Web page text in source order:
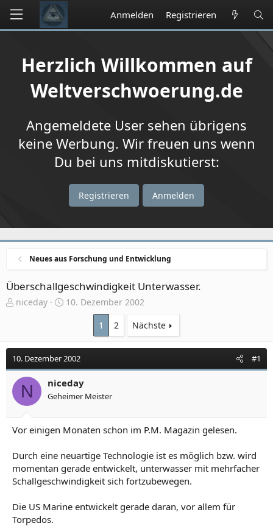
Anmelden Registrieren
Herzlich Willkommen auf
Weltverschwoerung.de
Angemeldete User sehen übrigens
keine Werbung. Wir freuen uns wenn
Du bei uns mitdiskutierst:
Registrieren Anmelden
Neues aus Forschung und Entwicklung
Überschallgeschwindigkeit Unterwasser.
E
e
l
l
e
niceday
E
e
l
l
t
a
10. Dezember 2002
1
2 Nächste
10. Dezember 2002 #1
N niceday
Geheimer Meister
Vor einigen Monaten schon im P.M. Magazin gelesen.
Durch eine neuartige Technologie ist es möglich bzw. wird
momentan gerade entwickelt, unterwasser mit mehrfacher
Schallgeschwindigkeit sich fortzubewegen.
Die US Marine entwickelt gerade daran, vor allem für
Torpedos.